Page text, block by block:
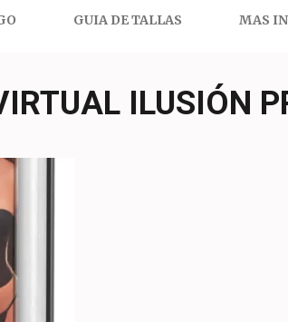
GUIA DE TALLAS MAS
ILUSIÓN